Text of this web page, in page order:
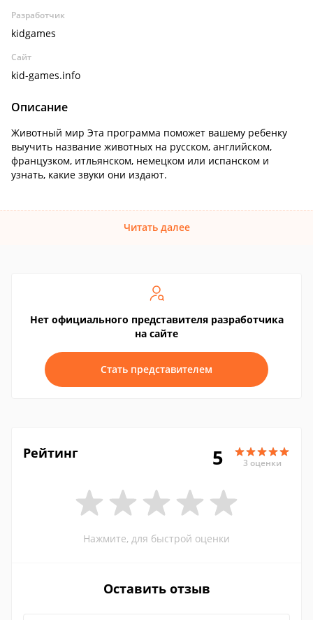
Разработчик
kidgames
Сайт
kid-games.info
Описание
Животный мир Эта программа поможет вашему ребенку
выучить название животных на русском, английском,
французком, итльянском, немецком или испанском и
узнать, какие звуки они издают.
Читать далее
Нет официального представителя разработчика
на сайте
Стать представителем
Рейтинг 5 3 оценки
Нажмите, для быстрой оценки
Оставить отзыв